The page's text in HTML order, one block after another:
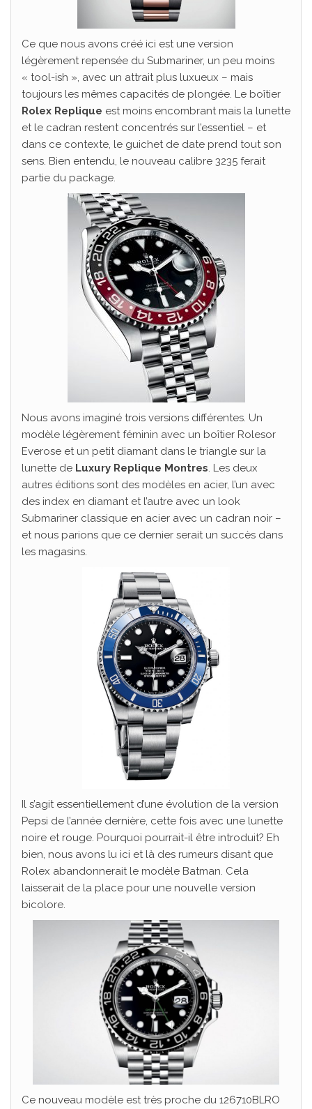
Ce que nous avons créé ici est une version
légèrement repensée du Submariner, un peu moins
« tool-ish », avec un attrait plus luxueux – mais
toujours les mêmes capacités de plongée. Le boîtier
Rolex Replique est moins encombrant mais la lunette
et le cadran restent concentrés sur l’essentiel – et
dans ce contexte, le guichet de date prend tout son
sens. Bien entendu, le nouveau calibre 3235 ferait
partie du package.
Nous avons imaginé trois versions différentes. Un
modèle légèrement féminin avec un boîtier Rolesor
Everose et un petit diamant dans le triangle sur la
lunette de Luxury Replique Montres. Les deux
autres éditions sont des modèles en acier, l’un avec
des index en diamant et l’autre avec un look
Submariner classique en acier avec un cadran noir –
et nous parions que ce dernier serait un succès dans
les magasins.
Il s’agit essentiellement d’une évolution de la version
Pepsi de l’année dernière, cette fois avec une lunette
noire et rouge. Pourquoi pourrait-il être introduit? Eh
bien, nous avons lu ici et là des rumeurs disant que
Rolex abandonnerait le modèle Batman. Cela
laisserait de la place pour une nouvelle version
bicolore.
Ce nouveau modèle est très proche du 126710BLRO